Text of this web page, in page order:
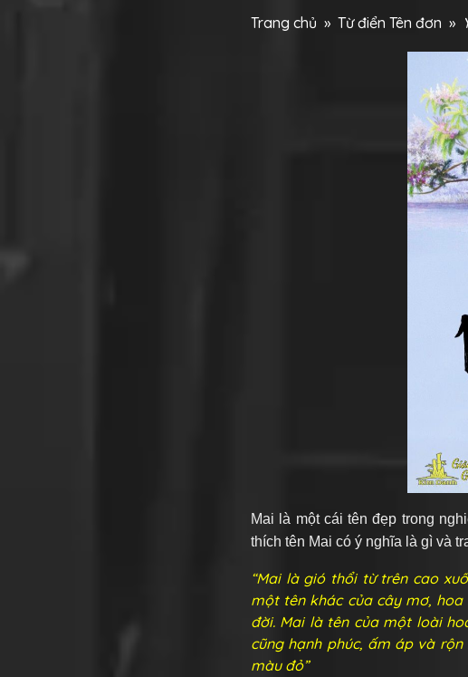
Trang chủ » Từ điển Tên đơn »
Mai là một cái tên đẹp trong
thích tên Mai có ý nghĩa là gì và
“Mai là gió thổi từ trên cao
một tên khác của cây mơ,
đời. Mai là tên của một loài
cũng hạnh phúc, ấm áp và
màu đỏ”